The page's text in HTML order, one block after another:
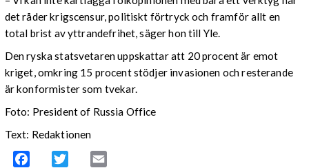
det råder krigscensur, politiskt förtryck och framför allt en
total brist av yttrandefrihet, säger hon till Yle.
Den ryska statsvetaren uppskattar att 20 procent är emot
kriget, omkring 15 procent stödjer invasionen och resterande
är konformister som tvekar.
Foto: President of Russia Office
Text: Redaktionen
Facebook Twitter